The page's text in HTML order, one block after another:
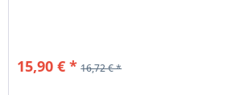
15,90 € * 16,72 € *